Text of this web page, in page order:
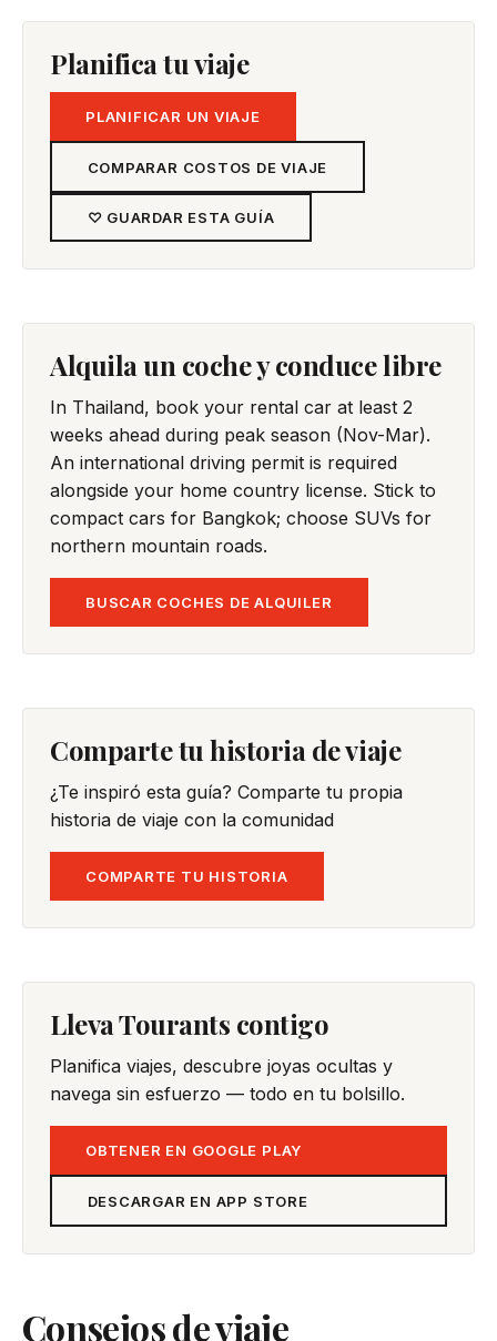
Planifica tu viaje
PLANIFICAR UN VIAJE
COMPARAR COSTOS DE VIAJE
♡ GUARDAR ESTA GUÍA
Alquila un coche y conduce libre
In Thailand, book your rental car at least 2
weeks ahead during peak season (Nov-Mar).
An international driving permit is required
alongside your home country license. Stick to
compact cars for Bangkok; choose SUVs for
northern mountain roads.
BUSCAR COCHES DE ALQUILER
Comparte tu historia de viaje
¿Te inspiró esta guía? Comparte tu propia
historia de viaje con la comunidad
COMPARTE TU HISTORIA
Lleva Tourants contigo
Planifica viajes, descubre joyas ocultas y
navega sin esfuerzo — todo en tu bolsillo.
OBTENER EN GOOGLE PLAY
DESCARGAR EN APP STORE
Consejos de viaje